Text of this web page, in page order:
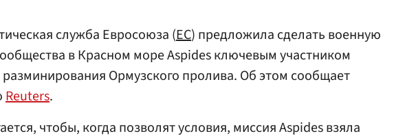
служба Евросоюза (ЕС) предложила сделать военную
в Красном море Aspides ключевым участником
разминирования Ормузского пролива. Об этом сообщает
Reuters.
чтобы, когда позволят условия, миссия Aspides взяла